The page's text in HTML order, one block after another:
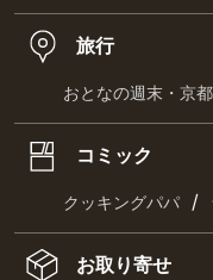
旅行
おとなの週末・京
コミック
クッキングパパ /
お取り寄せ